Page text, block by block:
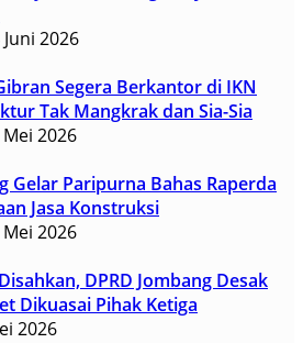
Juni 2026
Segera Berkantor di IKN
Tak Mangkrak dan Sia-Sia
Mei 2026
Gelar Paripurna Bahas Raperda
Jasa Konstruksi
Mei 2026
DPRD Jombang Desak
Dikuasai Pihak Ketiga
2026